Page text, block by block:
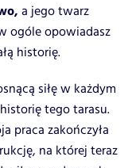
a jego twarz
ogóle opowiadasz
historię.
siłę w każdym
tego tarasu.
praca zakończyła
na której teraz